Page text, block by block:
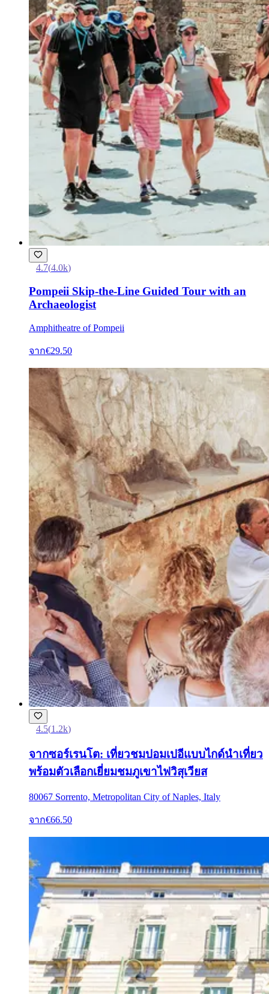
4.7(4.0k)
Pompeii Skip-the-Line Guided Tour with an
Archaeologist
Amphitheatre of Pompeii
จาก€29.50
4.5(1.2k)
จากซอร์เรนโต: เที่ยวชมปอมเปอีแบบไกด์นำเที่ยว
พร้อมตัวเลือกเยี่ยมชมภูเขาไฟวิสุเวียส
80067 Sorrento, Metropolitan City of Naples, Italy
จาก€66.50